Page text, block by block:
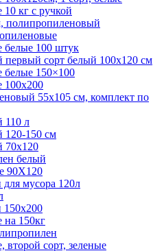
кг с ручкой
полипропиленовый
100 штук
сорт белый 100х120 см
150×100
55x105 см, комплект по
110 л
150 см
70х120
белый
90Х120
мусора 120л
150кг
сорт, зеленые